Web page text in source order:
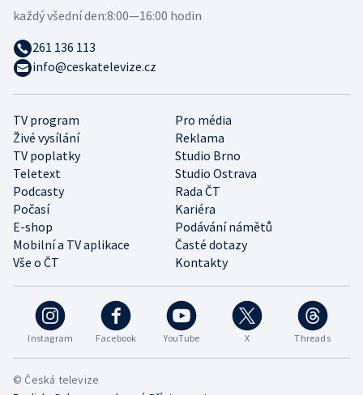
Instagram Facebook YouTube X Threads
TV program
Pro média
Živé vysílání
Reklama
TV poplatky
Studio Brno
Teletext
Studio Ostrava
Podcasty
Rada ČT
Počasí
Kariéra
E-shop
Podávání námětů
Mobilní a TV aplikace
Časté dotazy
Vše o ČT
Kontakty
každý všední den:8:00—16:00 hodin
261 136 113
info@ceskatelevize.cz
© Česká televize